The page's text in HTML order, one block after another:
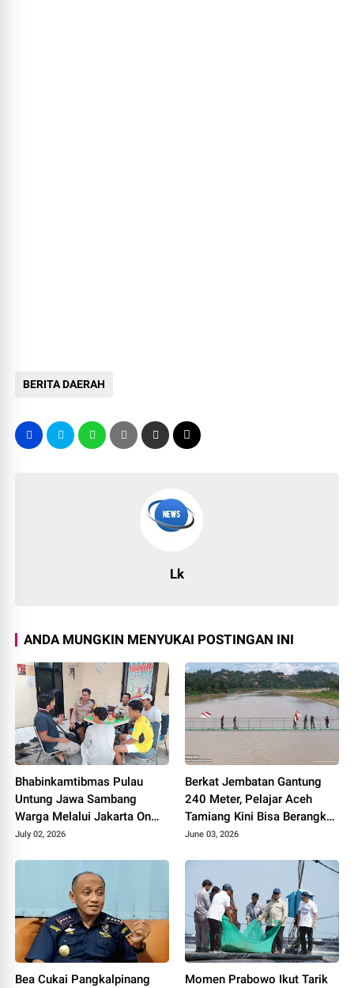
BERITA DAERAH
Lk
ANDA MUNGKIN MENYUKAI POSTINGAN INI
Bhabinkamtibmas Pulau
Untung Jawa Sambang
Warga Melalui Jakarta On
The Spot, Sosialisasikan
July 02, 2026
Berkat Jembatan Gantung
240 Meter, Pelajar Aceh
Tamiang Kini Bisa Berangkat
Sekolah dengan Mudah
June 03, 2026
Bea Cukai Pangkalpinang
Momen Prabowo Ikut Tarik